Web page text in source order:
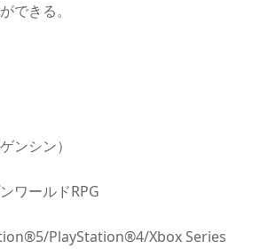
できる。
ンシン）
ワールドRPG
PlayStation®4/Xbox Series